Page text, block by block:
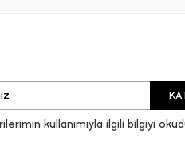
kullanımıyla ilgili bilgiyi